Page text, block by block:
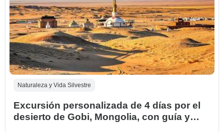
Naturaleza y Vida Silvestre
Excursión personalizada de 4 días por el
desierto de Gobi, Mongolia, con guía y